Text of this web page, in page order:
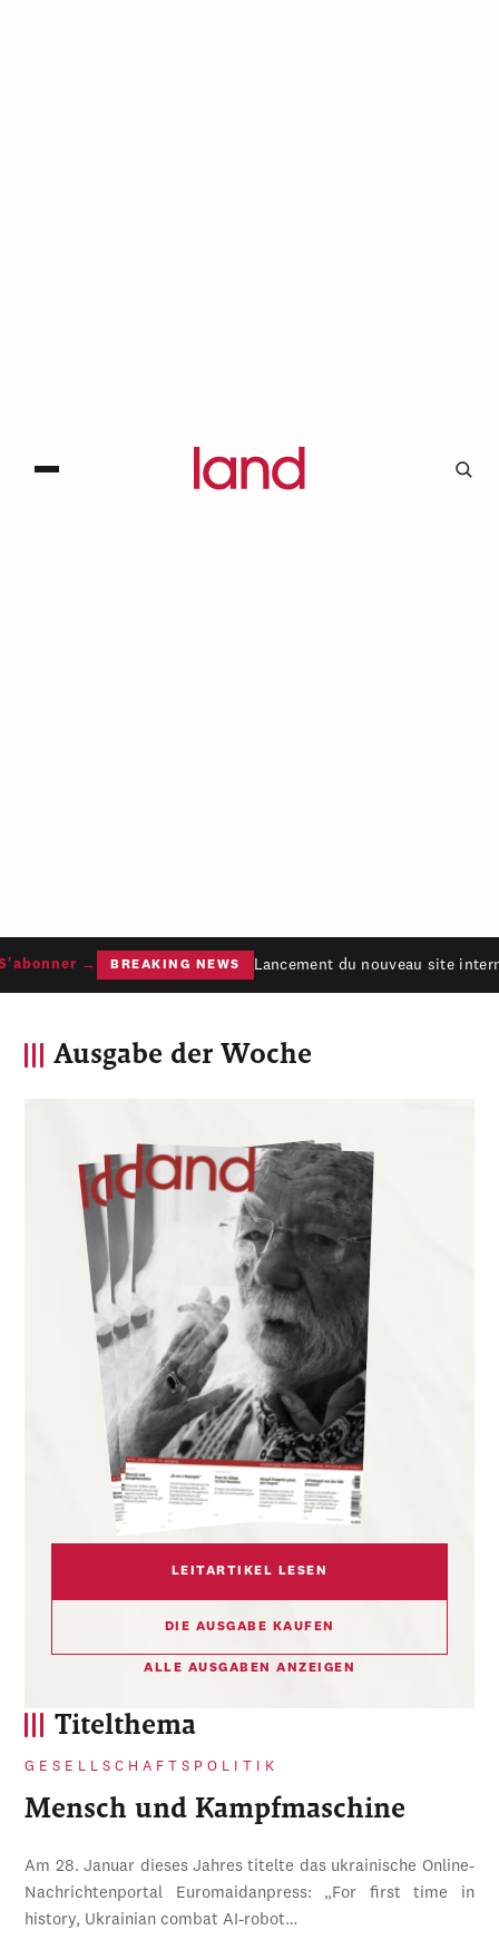
→ BREAKING NEWS Lancement du nouveau site
Titelthema
GESELLSCHAFTSPOLITIK
Mensch und Kampfmaschine
Am 28. Januar dieses Jahres titelte das ukrainische Online-
Nachrichtenportal Euromaidanpress: „For first time in
history, Ukrainian combat AI-robot…
Ausgabe der Woche
LEITARTIKEL LESEN
DIE AUSGABE KAUFEN
ALLE AUSGABEN ANZEIGEN